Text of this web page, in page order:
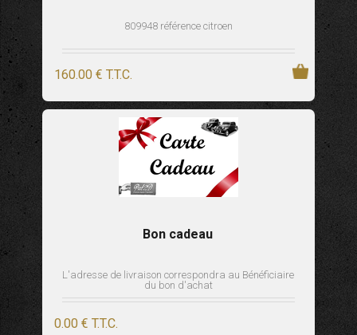
809948 référence citroen
160.00 € T.T.C.
Bon cadeau
L'adresse de livraison correspondra au Bénéficiaire
du bon d'achat
0.00 € T.T.C.